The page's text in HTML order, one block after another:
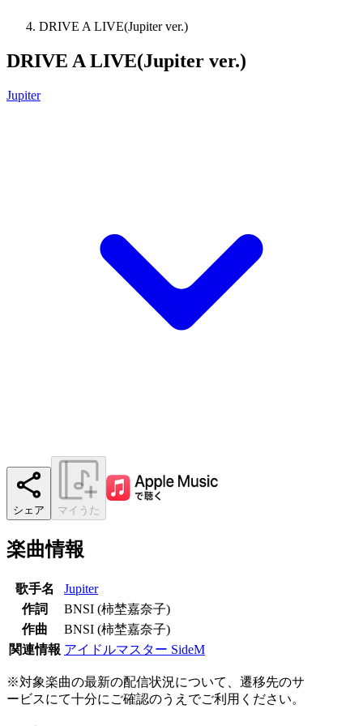
DRIVE A LIVE(Jupiter ver.)
DRIVE A LIVE(Jupiter ver.)
Jupiter
シェア マイうた
楽曲情報
歌手名
Jupiter
作詞
BNSI (柿埜嘉奈子)
作曲
BNSI (柿埜嘉奈子)
関連情報 アイドルマスター SideM
※対象楽曲の最新の配信状況について、遷移先のサ
ービスにて十分にご確認のうえでご利用ください。